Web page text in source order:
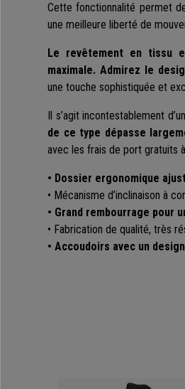
Cette fonctionnalité permet
une meilleure liberté de
Le revêtement en tissu
maximale. Admirez le
une touche sophistiquée et
Il s’agit incontestablement
de ce type dépasse
avec les frais de port gratuits
• Dossier ergonomique
• Mécanisme d’inclinaison à
• Grand rembourrage pour
• Fabrication de qualité, très
• Accoudoirs avec un